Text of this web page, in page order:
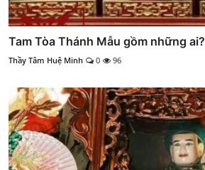
Tam Tòa Thánh Mẫu gồm những ai?
Thầy Tâm Huệ Minh 0 96